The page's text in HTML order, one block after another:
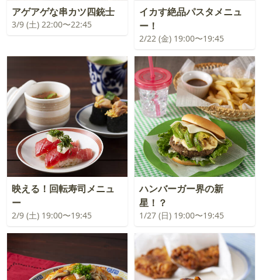
アゲアゲな串カツ四銃士
3/9 (土) 22:00〜22:45
イカす絶品パスタメニュ
ー！
2/22 (金) 19:00〜19:45
映える！回転寿司メニュ
ー
2/9 (土) 19:00〜19:45
ハンバーガー界の新
星！？
1/27 (日) 19:00〜19:45